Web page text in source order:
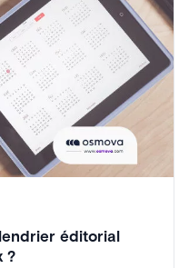
éditorial
?